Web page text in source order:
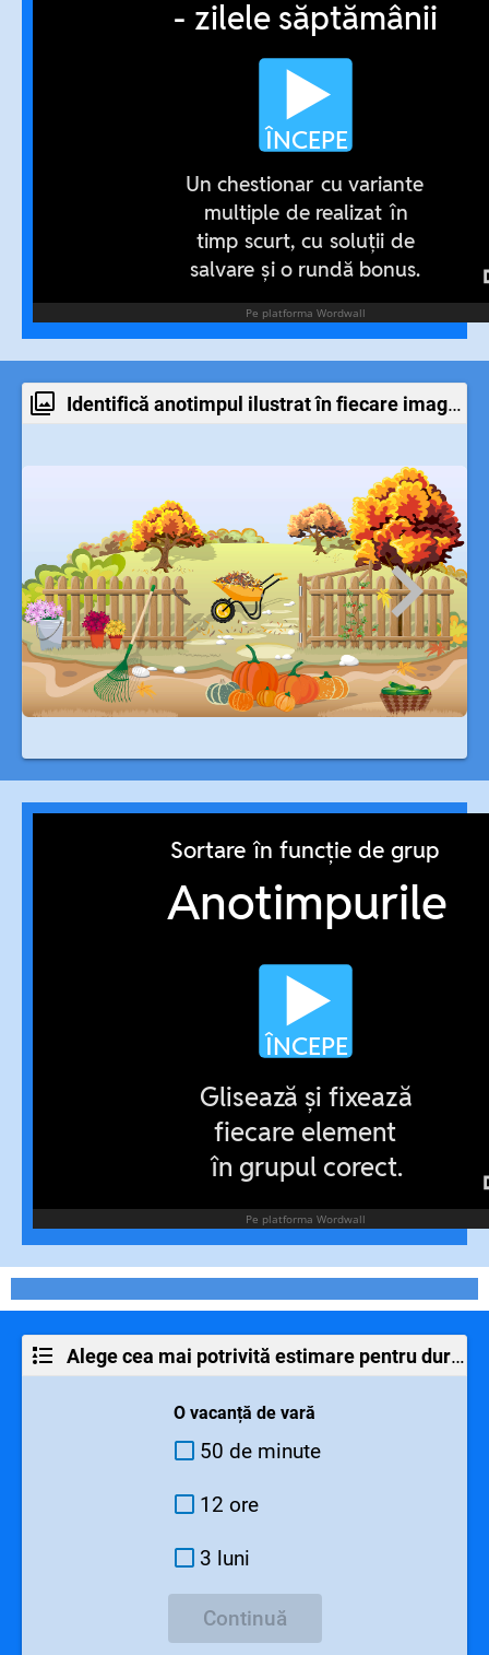
Identifică anotimpul ilustrat în fiecare imagine.
Alege cea mai potrivită estimare pentru durata fiecărei activități.
O vacanță de vară
50 de minute
12 ore
3 luni
Continuă